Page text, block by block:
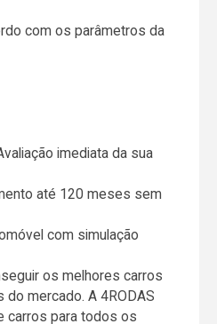
com os parâmetros da
imediata da sua
até 120 meses sem
com simulação
os melhores carros
mercado. A 4RODAS
carros para todos os